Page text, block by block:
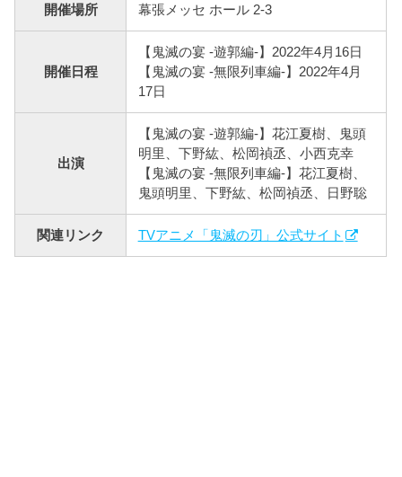
開催場所 幕張メッセ ホール 2-3
開催日程
【鬼滅の宴 -遊郭編-】2022年4月16日
【鬼滅の宴 -無限列車編-】2022年4月
17日
出演
【鬼滅の宴 -遊郭編-】花江夏樹、鬼頭
明里、下野紘、松岡禎丞、小西克幸
【鬼滅の宴 -無限列車編-】花江夏樹、
鬼頭明里、下野紘、松岡禎丞、日野聡
関連リンク TVアニメ「鬼滅の刃」公式サイト